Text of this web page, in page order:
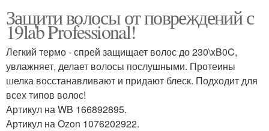
Защити волосы от повреждений с
19lab Professional!
Легкий термо - спрей защищает волос до 230\xB0C,
увлажняет, делает волосы послушными. Протеины
шелка восстанавливают и придают блеск. Подходит для
всех типов волос!
Артикул на WB 166892895.
Артикул на Ozon 1076202922.